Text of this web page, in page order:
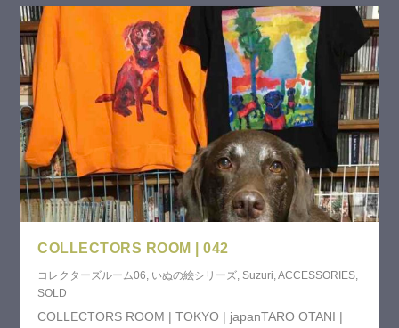
COLLECTORS ROOM | 042
コレクターズルーム06, いぬの絵シリーズ,Suzuri,ACCESSORIES,
SOLD
COLLECTORS ROOM | TOKYO | japanTARO OTANI |